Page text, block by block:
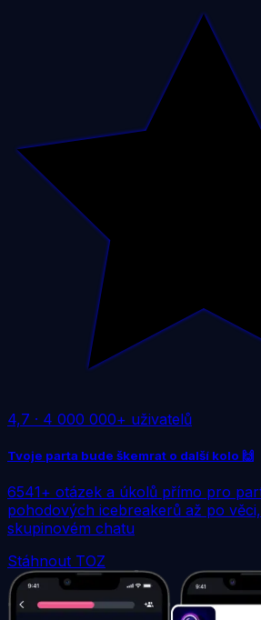
4,7 · 4 000 000+ uživatelů
Tvoje parta bude škemrat o další kolo 🙌
6541+ otázek a úkolů přímo pro
pohodových icebreakerů až po
skupinovém chatu
Stáhnout TOZ